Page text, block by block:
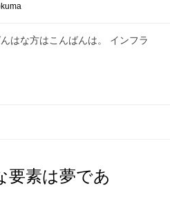
はな方はこんばんは。 インフラ
要素は夢であ